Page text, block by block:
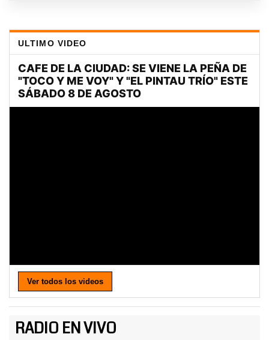
ULTIMO VIDEO
Ver todos los videos
RADIO EN VIVO